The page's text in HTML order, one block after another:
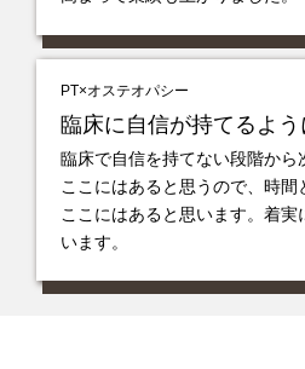
PT×オステオパシー
臨床に自信が持てるよ
臨床で自信を持てない段階から
ここにはあると思うので、時
ここにはあると思います。着実
います。